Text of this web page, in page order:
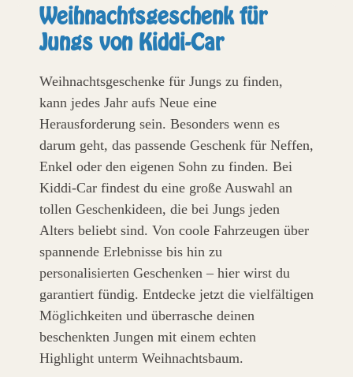
Weihnachtsgeschenk für
Jungs von Kiddi-Car
Weihnachtsgeschenke für Jungs zu finden,
kann jedes Jahr aufs Neue eine
Herausforderung sein. Besonders wenn es
darum geht, das passende Geschenk für Neffen,
Enkel oder den eigenen Sohn zu finden. Bei
Kiddi-Car findest du eine große Auswahl an
tollen Geschenkideen, die bei Jungs jeden
Alters beliebt sind. Von coole Fahrzeugen über
spannende Erlebnisse bis hin zu
personalisierten Geschenken – hier wirst du
garantiert fündig. Entdecke jetzt die vielfältigen
Möglichkeiten und überrasche deinen
beschenkten Jungen mit einem echten
Highlight unterm Weihnachtsbaum.